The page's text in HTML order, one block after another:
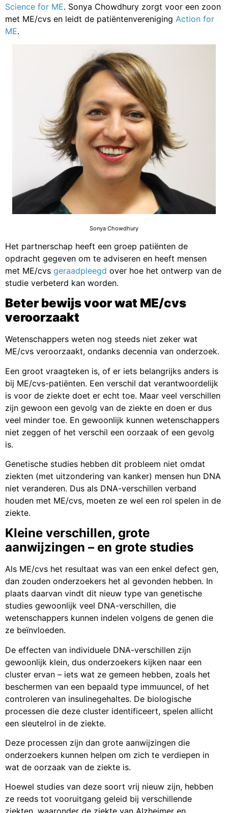
Science for ME. Sonya Chowdhury zorgt voor een zoon
met ME/cvs en leidt de patiëntenvereniging Action for
ME.
Sonya Chowdhury
Het partnerschap heeft een groep patiënten de
opdracht gegeven om te adviseren en heeft mensen
met ME/cvs geraadpleegd over hoe het ontwerp van de
studie verbeterd kan worden.
Beter bewijs voor wat ME/cvs
veroorzaakt
Wetenschappers weten nog steeds niet zeker wat
ME/cvs veroorzaakt, ondanks decennia van onderzoek.
Een groot vraagteken is, of er iets belangrijks anders is
bij ME/cvs-patiënten. Een verschil dat verantwoordelijk
is voor de ziekte doet er echt toe. Maar veel verschillen
zijn gewoon een gevolg van de ziekte en doen er dus
veel minder toe. En gewoonlijk kunnen wetenschappers
niet zeggen of het verschil een oorzaak of een gevolg
is.
Genetische studies hebben dit probleem niet omdat
ziekten (met uitzondering van kanker) mensen hun DNA
niet veranderen. Dus als DNA-verschillen verband
houden met ME/cvs, moeten ze wel een rol spelen in de
ziekte.
Kleine verschillen, grote
aanwijzingen – en grote studies
Als ME/cvs het resultaat was van een enkel defect gen,
dan zouden onderzoekers het al gevonden hebben. In
plaats daarvan vindt dit nieuw type van genetische
studies gewoonlijk veel DNA-verschillen, die
wetenschappers kunnen indelen volgens de genen die
ze beïnvloeden.
De effecten van individuele DNA-verschillen zijn
gewoonlijk klein, dus onderzoekers kijken naar een
cluster ervan – iets wat ze gemeen hebben, zoals het
beschermen van een bepaald type immuuncel, of het
controleren van insulinegehaltes. De biologische
processen die deze cluster identificeert, spelen allicht
een sleutelrol in de ziekte.
Deze processen zijn dan grote aanwijzingen die
onderzoekers kunnen helpen om zich te verdiepen in
wat de oorzaak van de ziekte is.
Hoewel studies van deze soort vrij nieuw zijn, hebben
ze reeds tot vooruitgang geleid bij verschillende